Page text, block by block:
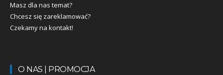
Masz dla nas temat?
Chcesz się zareklamować?
Czekamy na kontakt!
O NAS | PROMOCJA